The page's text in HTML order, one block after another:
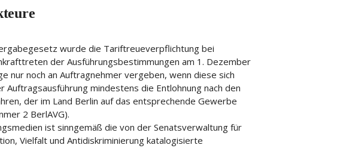
wurde die Tariftreueverpflichtung bei
der Ausführungsbestimmungen am 1. Dezember
nur noch an Auftragnehmer vergeben, wenn diese sich
mindestens die Entlohnung nach den
der im Land Berlin auf das entsprechende Gewerbe
2 BerlAVG).
ist sinngemäß die von der Senatsverwaltung für
Vielfalt und Antidiskriminierung katalogisierte